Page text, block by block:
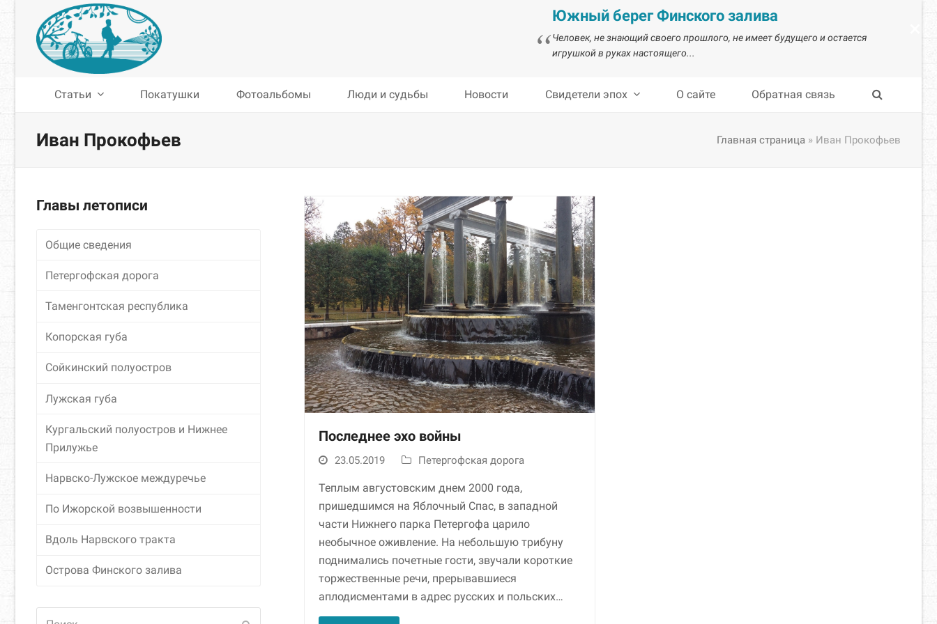
Южный берег Финского залива
Человек, не знающий своего прошлого, не имеет будущего и остается
игрушкой в руках настоящего...
Статьи Покатушки Фотоальбомы Люди и судьбы Новости Свидетели эпох О сайте Обратная связь
Иван Прокофьев Главная страница » Иван Прокофьев
Последнее эхо войны
23.05.2019 Петергофская дорога
Теплым августовским днем 2000 года,
пришедшимся на Яблочный Спас, в западной
части Нижнего парка Петергофа царило
необычное оживление. На небольшую трибуну
поднимались почетные гости, звучали короткие
торжественные речи, прерывавшиеся
аплодисментами в адрес русских и польских…
Главы летописи
Общие сведения
Петергофская дорога
Таменгонтская республика
Копорская губа
Сойкинский полуостров
Лужская губа
Кургальский полуостров и Нижнее
Прилужье
Нарвско-Лужское междуречье
По Ижорской возвышенности
Вдоль Нарвского тракта
Острова Финского залива
Необходимые
этих файлов cookie
обязательно. Они
функционирования
веб-сайта.
Статистика и
аналитика